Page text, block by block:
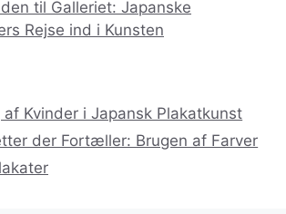
til Galleriet: Japanske
Rejse ind i Kunsten
af Kvinder i Japansk Plakatkunst
der Fortæller: Brugen af Farver